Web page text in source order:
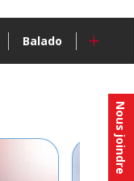
Nous joindre
Balado +